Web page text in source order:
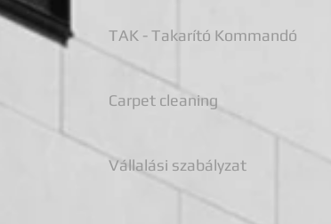
TAK - Takarító Kommandó
Carpet cleaning
Vállalási szabályzat